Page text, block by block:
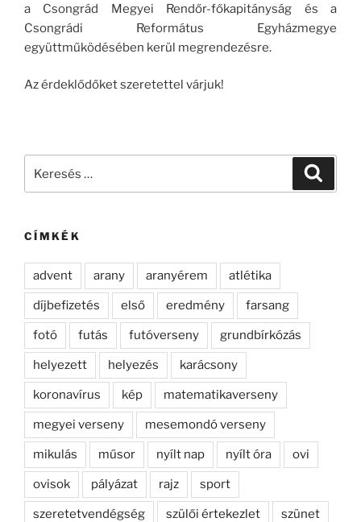
a Csongrád Megyei Rendőr-főkapitányság és a
Csongrádi Református Egyházmegye
együttműködésében kerül megrendezésre.
Az érdeklődőket szeretettel várjuk!
CÍMKÉK
advent arany aranyérem atlétika
díjbefizetés első eredmény farsang
fotó futás futóverseny grundbírkózás
helyezett helyezés karácsony
koronavírus kép matematikaverseny
megyei verseny mesemondó verseny
mikulás műsor nyílt nap nyílt óra ovi
ovisok pályázat rajz sport
szeretetvendégség szülői értekezlet szünet